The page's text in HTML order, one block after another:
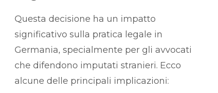
Questa decisione ha un impatto
significativo sulla pratica legale in
Germania, specialmente per gli avvocati
che difendono imputati stranieri. Ecco
alcune delle principali implicazioni: